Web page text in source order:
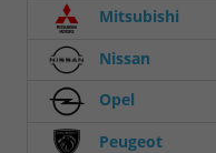
Mitsubishi
Nissan
Opel
Peugeot